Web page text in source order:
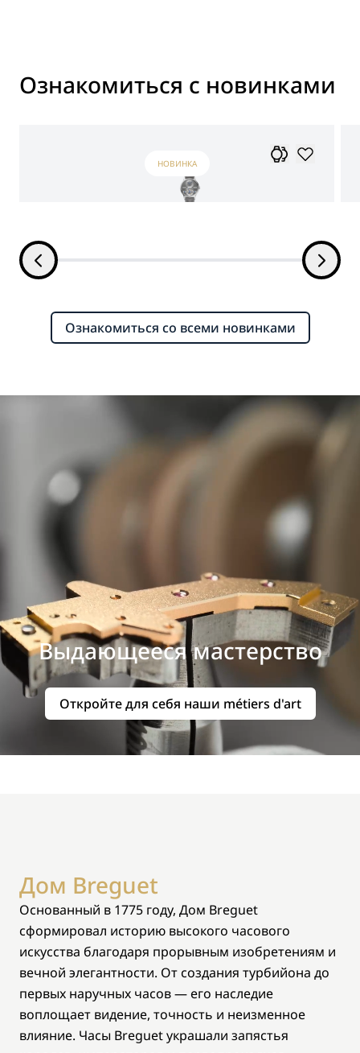
Ознакомиться с новинками
НОВИНКА
Ознакомиться со всеми новинками
Выдающееся мастерство
Откройте для себя наши métiers d'art
Дом Breguet
Основанный в 1775 году, Дом Breguet
сформировал историю высокого часового
искусства благодаря прорывным изобретениям и
вечной элегантности. От создания турбийона до
первых наручных часов — его наследие
воплощает видение, точность и неизменное
влияние. Часы Breguet украшали запястья